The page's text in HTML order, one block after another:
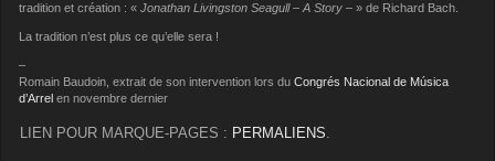
tradition et création : «Jonathan Livingston Seagull – A Story –» de Richard Bach.
La tradition n’est plus ce qu’elle sera !
–
Romain Baudoin, extrait de son intervention lors duCongrés Nacional de Música
d’Arrel en novembre dernier
LIEN POUR MARQUE-PAGES : PERMALIENS